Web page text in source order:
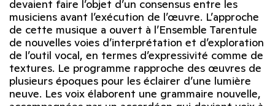
devaient faire l’objet d’un consensus entre les
musiciens avant l’exécution de l’œuvre. L’approche
de cette musique a ouvert à l’Ensemble Tarentule
de nouvelles voies d’interprétation et d’exploration
de l’outil vocal, en termes d’expressivité comme de
textures. Le programme rapproche des œuvres de
plusieurs époques pour les éclairer d’une lumière
neuve. Les voix élaborent une grammaire nouvelle,